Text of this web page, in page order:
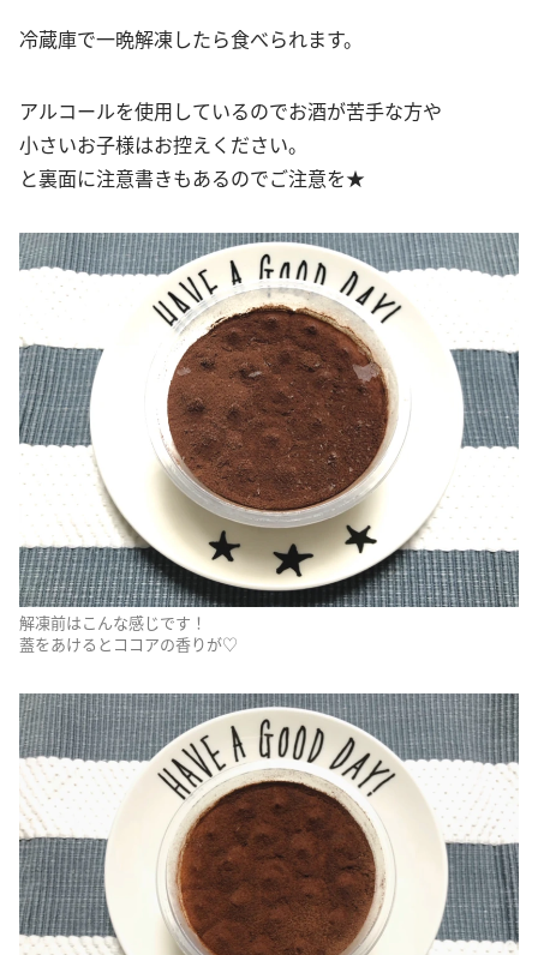
冷蔵庫で一晩解凍したら食べられます。
アルコールを使用しているのでお酒が苦手な方や
小さいお子様はお控えください。
と裏面に注意書きもあるのでご注意を★
解凍前はこんな感じです！
蓋をあけるとココアの香りが♡